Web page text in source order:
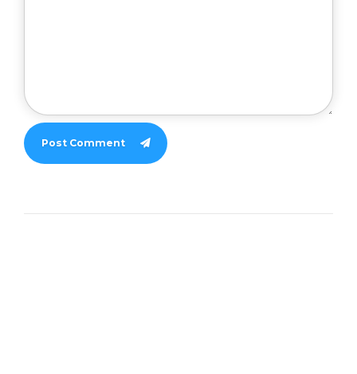
Post Comment